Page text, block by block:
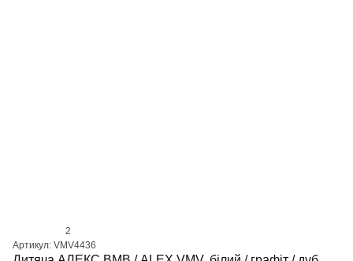
2
Артикул: VMV4436